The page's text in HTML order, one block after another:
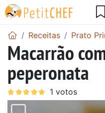
Receitas Prato
Macarrão
peperonata